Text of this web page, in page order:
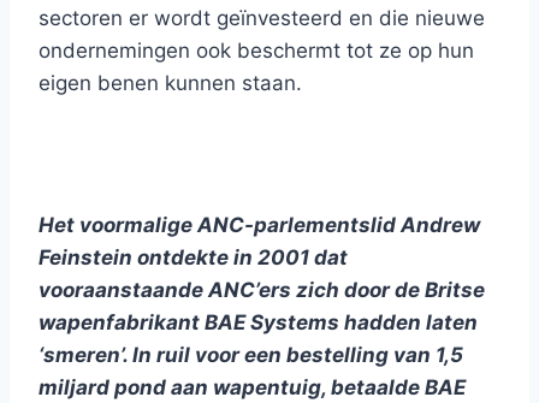
sectoren er wordt geïnvesteerd en die nieuwe
ondernemingen ook beschermt tot ze op hun
eigen benen kunnen staan.
Het voormalige ANC-parlementslid Andrew
Feinstein ontdekte in 2001 dat
vooraanstaande ANC’ers zich door de Britse
wapenfabrikant BAE Systems hadden laten
‘smeren’. In ruil voor een bestelling van 1,5
miljard pond aan wapentuig, betaalde BAE